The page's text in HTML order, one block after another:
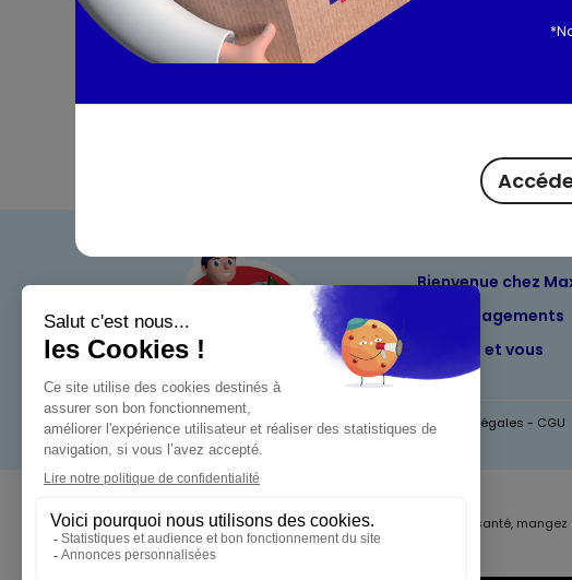
Bienvenue chez
Nos engagements
Maximo et vous
Mentions légales - CGU
Pour votre santé,